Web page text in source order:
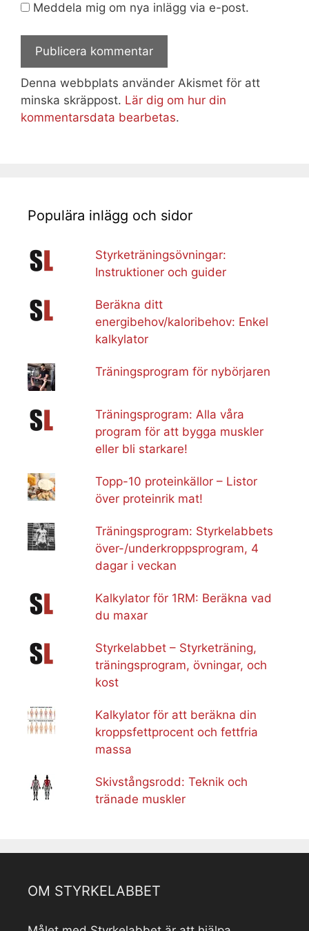
Meddela mig om nya inlägg via e-post.
Denna webbplats använder Akismet för att
minska skräppost. Lär dig om hur din
kommentarsdata bearbetas.
Populära inlägg och sidor
Styrketräningsövningar:
Instruktioner och guider
Beräkna ditt
energibehov/kaloribehov: Enkel
kalkylator
Träningsprogram för nybörjaren
Träningsprogram: Alla våra
program för att bygga muskler
eller bli starkare!
Topp-10 proteinkällor – Listor
över proteinrik mat!
Träningsprogram: Styrkelabbets
över-/underkroppsprogram, 4
dagar i veckan
Kalkylator för 1RM: Beräkna vad
du maxar
Styrkelabbet – Styrketräning,
träningsprogram, övningar, och
kost
Kalkylator för att beräkna din
kroppsfettprocent och fettfria
massa
Skivstångsrodd: Teknik och
tränade muskler
OM STYRKELABBET